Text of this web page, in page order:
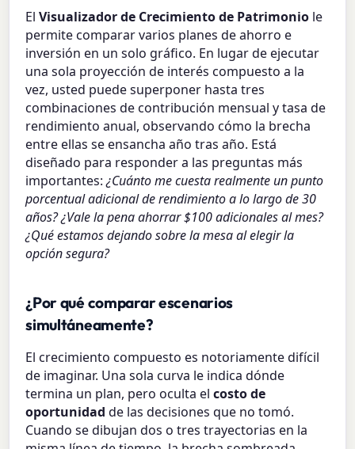
ElVisualizador de Crecimiento de Patrimonio le
permite comparar varios planes de ahorro e
inversión en un solo gráfico. En lugar de ejecutar
una sola proyección de interés compuesto a la
vez, usted puede superponer hasta tres
combinaciones de contribución mensual y tasa de
rendimiento anual, observando cómo la brecha
entre ellas se ensancha año tras año. Está
diseñado para responder a las preguntas más
importantes:¿Cuánto me cuesta realmente un punto
porcentual adicional de rendimiento a lo largo de 30
años? ¿Vale la pena ahorrar $100 adicionales al mes?
¿Qué estamos dejando sobre la mesa al elegir la
opción segura?
¿Por qué comparar escenarios
simultáneamente?
El crecimiento compuesto es notoriamente difícil
de imaginar. Una sola curva le indica dónde
termina un plan, pero oculta elcosto de
oportunidad de las decisiones que no tomó.
Cuando se dibujan dos o tres trayectorias en la